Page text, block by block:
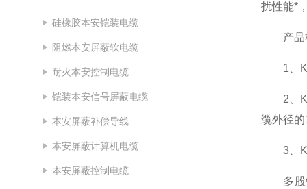
硅橡胶本安铠装电缆
阻燃本安屏蔽软电缆
耐火本安控制电缆
铠装本安信号屏蔽电缆
本安屏蔽补偿导线
本安屏蔽计算机电缆
本安屏蔽控制电缆
扰性能*
产品标
1、
2、
缆外径
3、
多股铜